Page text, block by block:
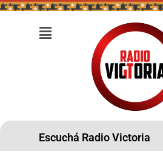
Escuchá Radio Victoria